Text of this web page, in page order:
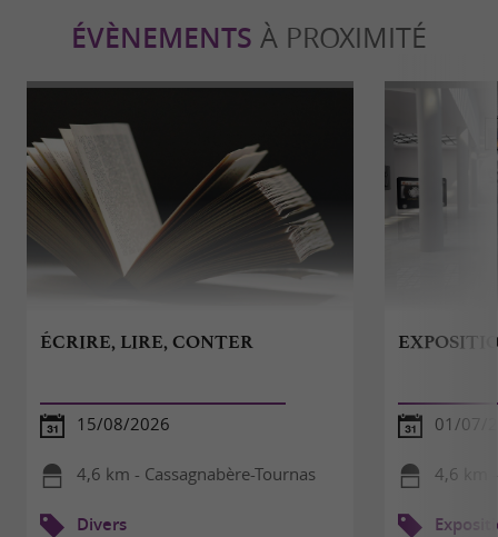
ÉVÈNEMENTS À PROXIMITÉ
ÉCRIRE, LIRE, CONTER
15/08/2026
4,6 km - Cassagnabère-Tournas
Divers
01/07/
4,6 km